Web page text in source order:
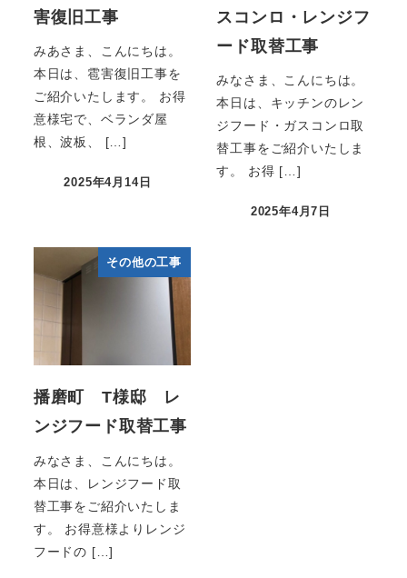
害復旧工事
みあさま、こんにちは。
本日は、雹害復旧工事を
ご紹介いたします。 お得
意様宅で、ベランダ屋
根、波板、 […]
2025年4月14日
スコンロ・レンジフ
ード取替工事
みなさま、こんにちは。
本日は、キッチンのレン
ジフード・ガスコンロ取
替工事をご紹介いたしま
す。 お得 […]
2025年4月7日
その他の工事
播磨町 T様邸 レ
ンジフード取替工事
みなさま、こんにちは。
本日は、レンジフード取
替工事をご紹介いたしま
す。 お得意様よりレンジ
フードの […]